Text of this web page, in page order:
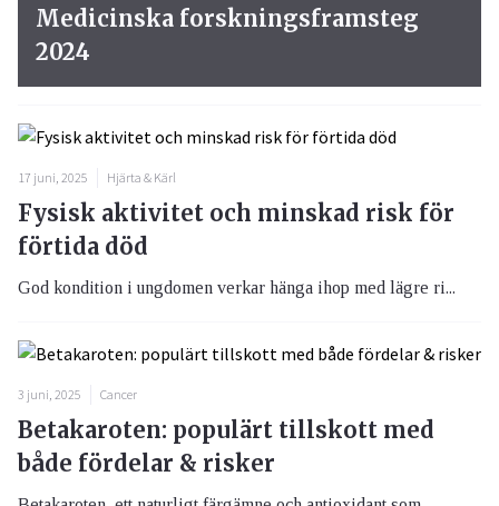
17 juni, 2025 Hjärta & Kärl
Fysisk aktivitet och minskad risk för
förtida död
God kondition i ungdomen verkar hänga ihop med lägre ri...
3 juni, 2025 Cancer
Betakaroten: populärt tillskott med
både fördelar & risker
Medicinska forskningsframsteg
2024